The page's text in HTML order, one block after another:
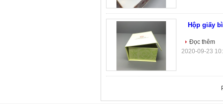
Hộp giấy
Đọc thêm
2020-09-23